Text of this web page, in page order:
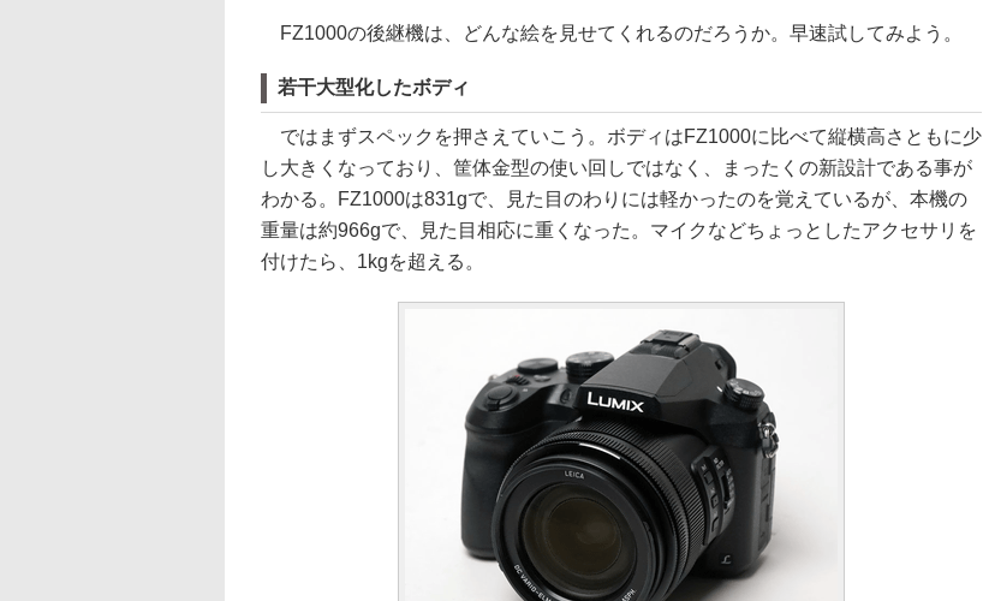
FZ1000の後継機は、どんな絵を見せてくれるのだろうか。早速試してみよう。
若干大型化したボディ
ではまずスペックを押さえていこう。ボディはFZ1000に比べて縦横高さともに少
し大きくなっており、筐体金型の使い回しではなく、まったくの新設計である事が
わかる。FZ1000は831gで、見た目のわりには軽かったのを覚えているが、本機の
重量は約966gで、見た目相応に重くなった。マイクなどちょっとしたアクセサリを
付けたら、1kgを超える。